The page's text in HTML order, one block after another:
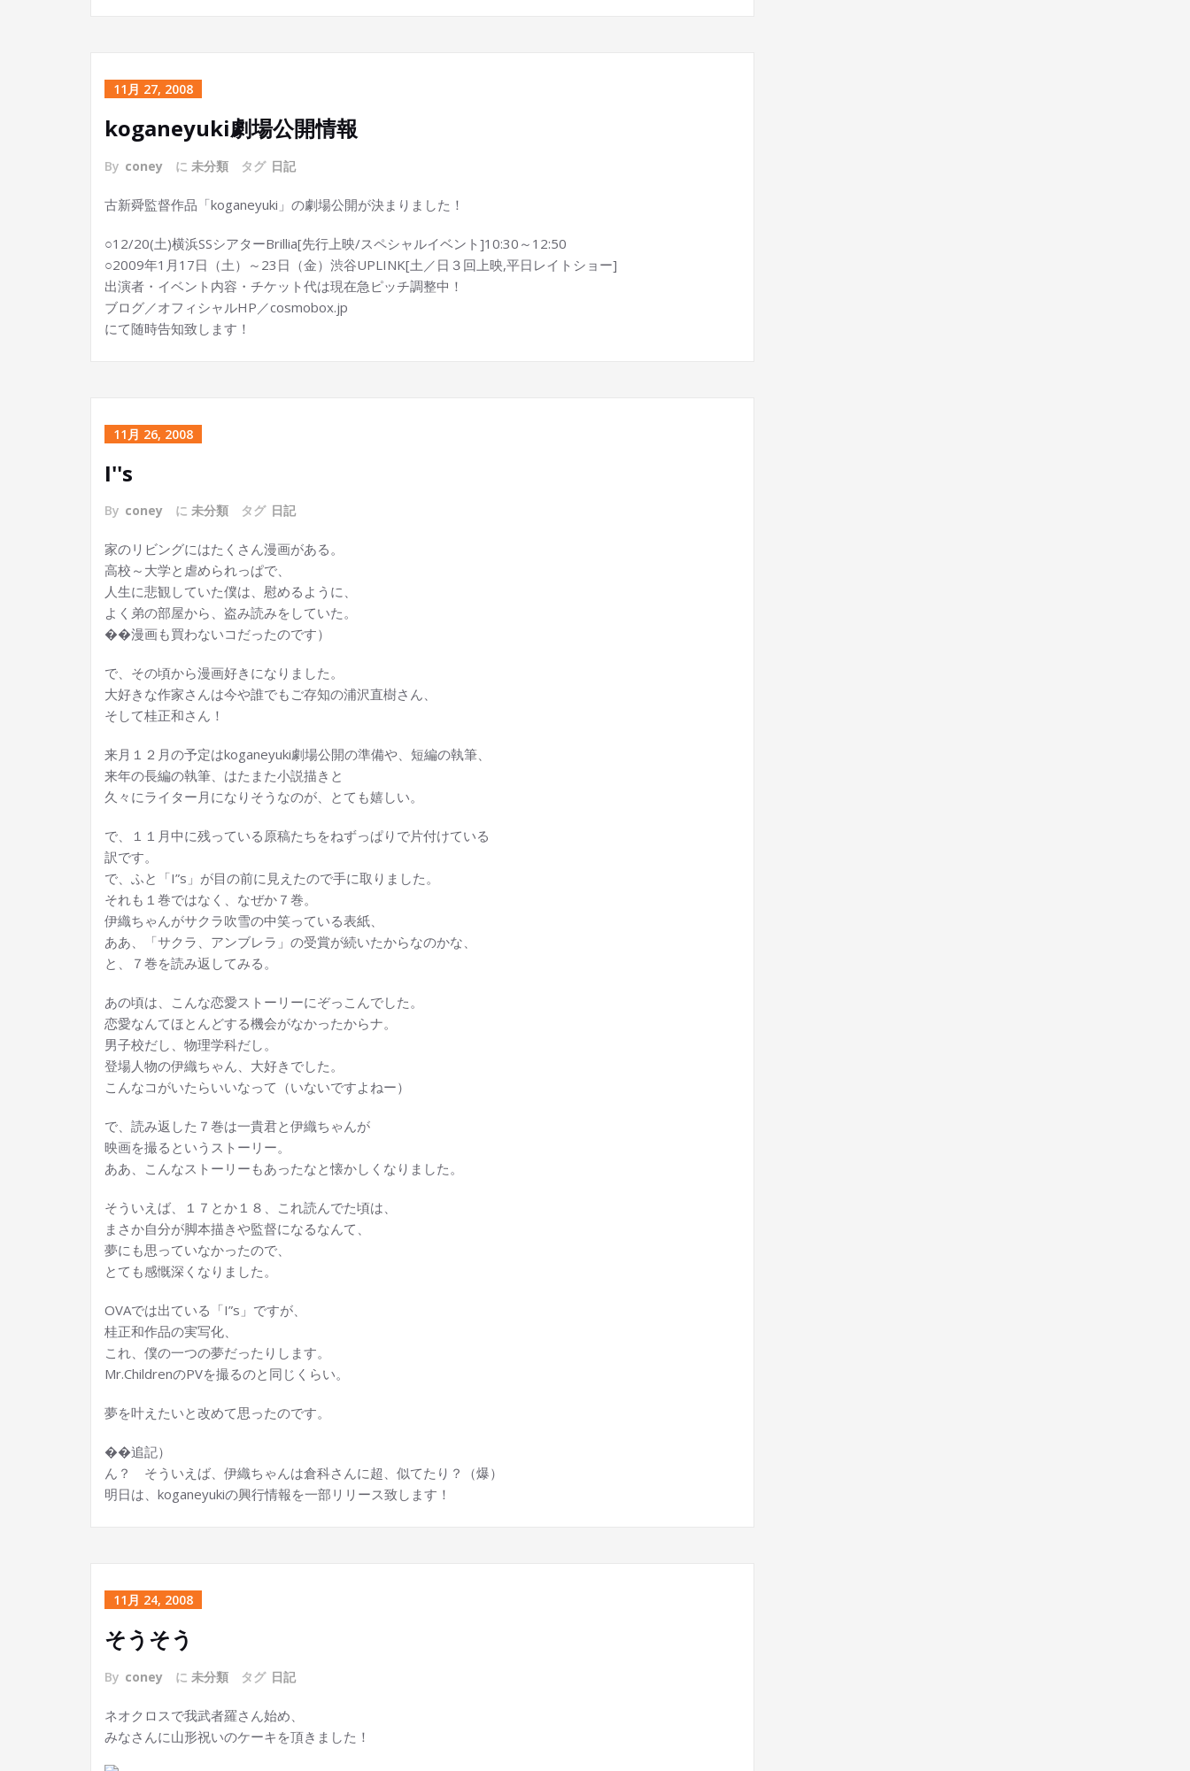
11月 27, 2008
koganeyuki劇場公開情報
By coney に 未分類 タグ 日記
古新舜監督作品「koganeyuki」の劇場公開が決まりました！
○12/20(土)横浜SSシアターBrillia[先行上映/スペシャルイベント]10:30～12:50
○2009年1月17日（土）～23日（金）渋谷UPLINK[土／日３回上映,平日レイトショー]
出演者・イベント内容・チケット代は現在急ピッチ調整中！
ブログ／オフィシャルHP／cosmobox.jp
にて随時告知致します！
11月 26, 2008
I''s
By coney に 未分類 タグ 日記
家のリビングにはたくさん漫画がある。
高校～大学と虐められっぱで、
人生に悲観していた僕は、慰めるように、
よく弟の部屋から、盗み読みをしていた。
��漫画も買わないコだったのです）
で、その頃から漫画好きになりました。
大好きな作家さんは今や誰でもご存知の浦沢直樹さん、
そして桂正和さん！
来月１２月の予定はkoganeyuki劇場公開の準備や、短編の執筆、
来年の長編の執筆、はたまた小説描きと
久々にライター月になりそうなのが、とても嬉しい。
で、１１月中に残っている原稿たちをねずっぱりで片付けている
訳です。
で、ふと「I”s」が目の前に見えたので手に取りました。
それも１巻ではなく、なぜか７巻。
伊織ちゃんがサクラ吹雪の中笑っている表紙、
ああ、「サクラ、アンブレラ」の受賞が続いたからなのかな、
と、７巻を読み返してみる。
あの頃は、こんな恋愛ストーリーにぞっこんでした。
恋愛なんてほとんどする機会がなかったからナ。
男子校だし、物理学科だし。
登場人物の伊織ちゃん、大好きでした。
こんなコがいたらいいなって（いないですよねー）
で、読み返した７巻は一貴君と伊織ちゃんが
映画を撮るというストーリー。
ああ、こんなストーリーもあったなと懐かしくなりました。
そういえば、１７とか１８、これ読んでた頃は、
まさか自分が脚本描きや監督になるなんて、
夢にも思っていなかったので、
とても感慨深くなりました。
OVAでは出ている「I”s」ですが、
桂正和作品の実写化、
これ、僕の一つの夢だったりします。
Mr.ChildrenのPVを撮るのと同じくらい。
夢を叶えたいと改めて思ったのです。
��追記）
ん？ そういえば、伊織ちゃんは倉科さんに超、似てたり？（爆）
明日は、koganeyukiの興行情報を一部リリース致します！
11月 24, 2008
そうそう
By coney に 未分類 タグ 日記
ネオクロスで我武者羅さん始め、
みなさんに山形祝いのケーキを頂きました！